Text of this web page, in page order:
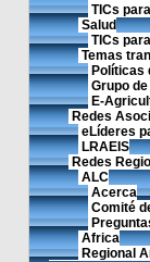
TICs
Salud
TICs
Temas
Políticas
Grupo de
E-
Redes
eLíderes
LRAEIS
Redes
ALC
Acerca
Comité
Africa
Regional